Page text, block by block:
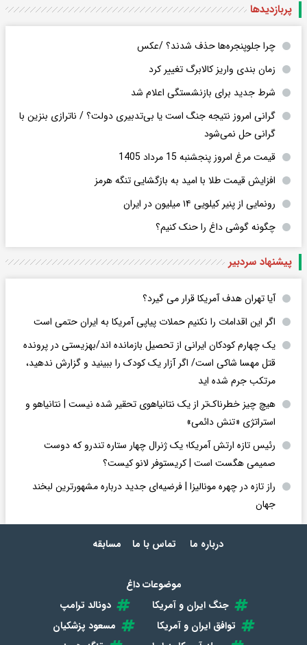
پربازدید‌ها
چرا جلوپنجره‌ها حذف شدند؟ /عکس
زمان بندی واریز کالابرگ تغییر کرد
شرط جدید برای بازنشستگی اعلام شد
گرانی امروز نتیجه جنگ است یا بی‌تدبیری دولت؟ / ناترازی بنزین با
گرانی حل نمی‌شود
قیمت مرغ امروز پنجشنبه 15 مرداد 1405
افزایش قیمت طلا با امید به بازگشایی تنگه هرمز
رونمایی از پنیر کیلویی ۱۴ میلیون در ایران
چگونه گوشی داغ را حنک کنیم؟
پیشنهاد سردبیر
آیا تهران هدف آمریکا قرار می گیرد؟
اگر این اقدامات را نکنیم حملات پیاپی آمریکا به ایران حتمی است
یک چهارم کودکان ایرانی از تحصیل بازمانده اند/بهزیستی در پرونده
قتل مهسا شاکی است/ اگر آزار یک کودک را ببینید و گزارش ندهید،
مرتکب جرم شده اید
هیچ چیز خطرناک‌تر از یک نتانیاهوی تحقیر شده نیست | نتانیاهو و
استراتژی «تنش دائمی»
رئیس تازه ارتش آمریکا؛ یک ژنرال چهار ستاره تندرو که دوست
صمیمی هگست است | کریستوفر لانو کیست؟
راز تازه در چهره مونالیزا | فرضیه‌ای جدید درباره مشهورترین لبخند
جهان
درباره ما تماس با ما مسابقه
موضوعات داغ
جنگ ایران و آمریکا
دونالد ترامپ
توافق ایران و آمریکا
مسعود پزشکیان